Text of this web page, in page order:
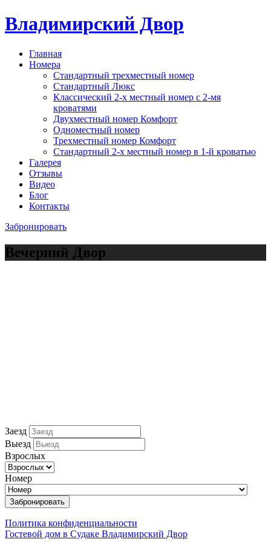
Владимирский Двор
Главная
Номера
Стандартный трехместный номер
Стандартный Люкс
Классический 2-х местный номер с 2-мя
кроватями
Двухместный номер Комфорт
Одноместный номер
Трехместный номер Комфорт
Стандартный 2-х местный номер в 1-й кроватью
Галерея
Отзывы
Видео
Блог
Контакты
Забронировать
Вечерний Двор
Заезд
Выезд
Взрослых
Номер
Забронировать
Политика конфиденциальности
Гостевой дом в Судаке Владимирский Двор